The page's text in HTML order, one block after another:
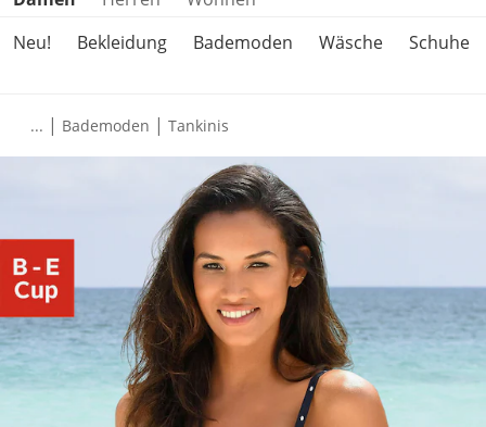
Neu!
Bekleidung Bademoden Wäsche Schuhe
... | Bademoden | Tankinis